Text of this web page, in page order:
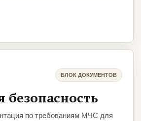
БЛОК ДОКУМЕНТОВ
безопасность
по требованиям МЧС для